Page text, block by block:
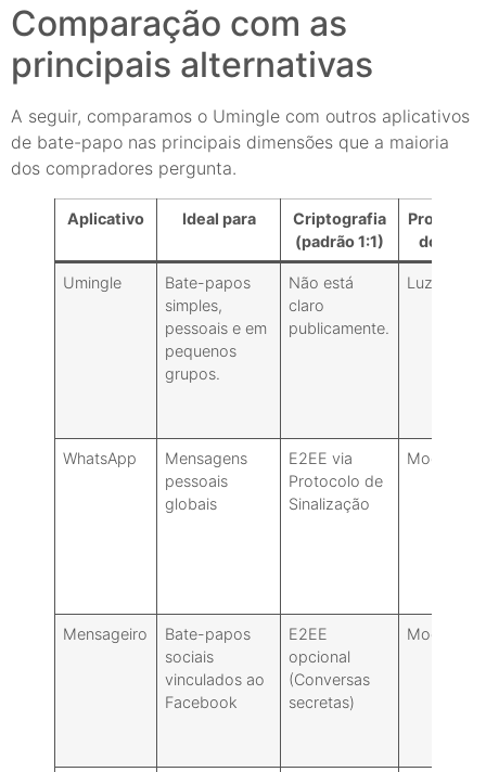
Comparação com as
principais alternativas
A seguir, comparamos o Umingle com outros aplicativos
de bate-papo nas principais dimensões que a maioria
dos compradores pergunta.
Aplicativo Ideal para
Criptografia
(padrão 1:1)
do
Umingle
Bate-papos
simples,
pessoais e em
pequenos
grupos.
Não está
claro
publicamente.
Luz/
WhatsApp
Mensagens
pessoais
globais
E2EE via
Protocolo de
Sinalização
Moderado
Mensageiro
Bate-papos
sociais
vinculados ao
Facebook
E2EE
opcional
(Conversas
secretas)
Moderado